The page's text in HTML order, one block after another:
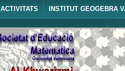
ACTIVITATS INSTITUT GEOGEBRA